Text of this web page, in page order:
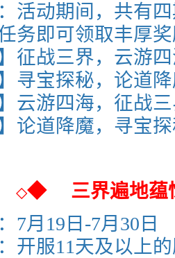
活动期间，共有
务即可领取丰厚
征战三界，云游
寻宝探秘，论道
云游四海，征战
论道降魔，寻宝
◇◆
三界遍地蕴
7月19日-7月30日
开服11天及以上